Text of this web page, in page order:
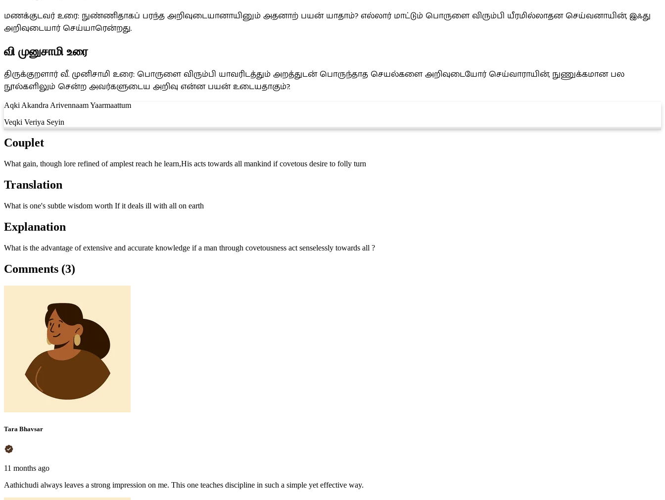
மணக்குடவர் உரை: நுண்ணிதாகப் பரந்த அறிவுடையானாயினும் அதனாற் பயன் யாதாம்? எல்லார் மாட்டும் பொருளை விரும்பி யீரமில்லாதன செய்வனாயின், இஃது
அறிவுடையார் செய்யாரென்றது.
வி முனுசாமி உரை
திருக்குறளார் வீ. முனிசாமி உரை: பொருளை விரும்பி யாவரிடத்தும் அறத்துடன் பொருந்தாத செயல்களை அறிவுடையோர் செய்வாராயின், நுணுக்கமான பல
நூல்களிலும் சென்ற அவர்களுடைய அறிவு என்ன பயன் உடையதாகும்?.
Aqki Akandra Arivennaam Yaarmaattum
Veqki Veriya Seyin
Couplet
What gain, though lore refined of amplest reach he learn,His acts towards all mankind if covetous desire to folly turn
Translation
What is one's subtle wisdom worth If it deals ill with all on earth
Explanation
What is the advantage of extensive and accurate knowledge if a man through covetousness act senselessly towards all ?
Comments (3)
Tara Bhavsar
11 months ago
Aathichudi always leaves a strong impression on me. This one teaches discipline in such a simple yet effective way.